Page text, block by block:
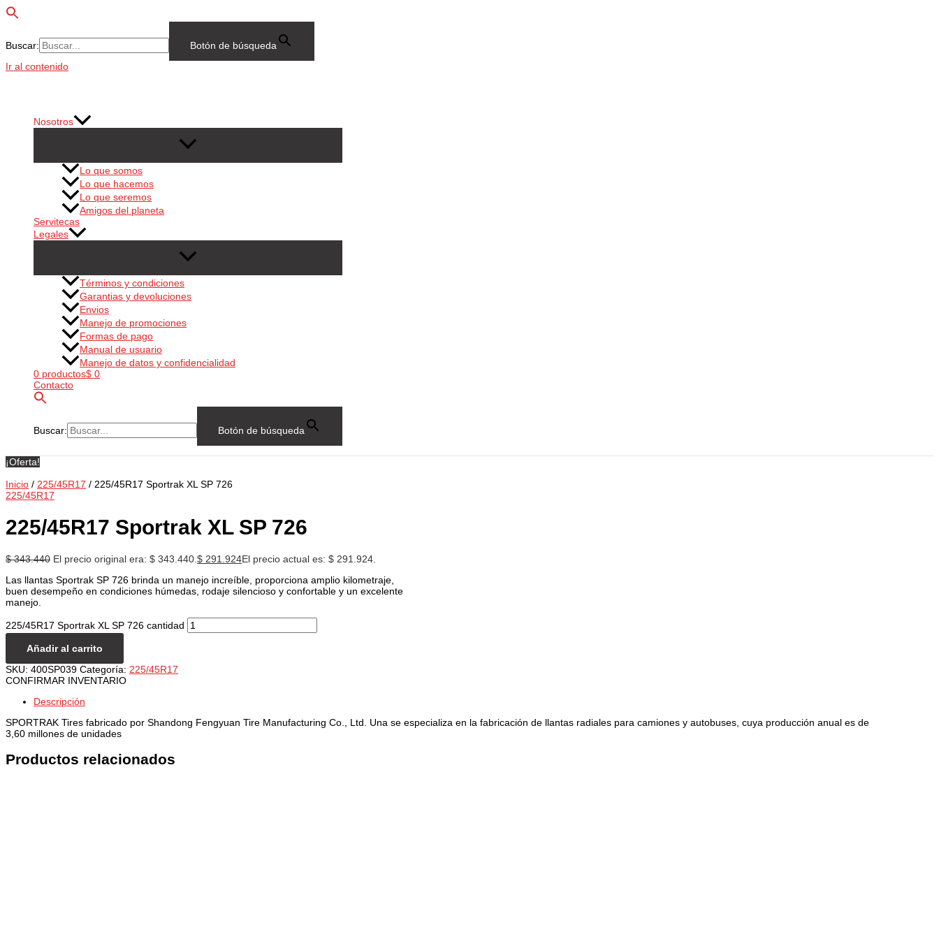
Buscar:
Botón de búsqueda
Ir al contenido
Nosotros
Lo que somos
Lo que hacemos
Lo que seremos
Amigos del planeta
Servitecas
Legales
Términos y condiciones
Garantias y devoluciones
Envios
Manejo de promociones
Formas de pago
Manual de usuario
Manejo de datos y confidencialidad
0 productos$ 0
Contacto
Buscar: Botón de búsqueda
¡Oferta!
Inicio / 225/45R17 / 225/45R17 Sportrak XL SP 726
225/45R17
225/45R17 Sportrak XL SP 726
$343.440 El precio original era: $ 343.440. $ 291.924El precio actual es: $ 291.924.
Las llantas Sportrak SP 726 brinda un manejo increíble, proporciona amplio kilometraje,
buen desempeño en condiciones húmedas, rodaje silencioso y confortable y un excelente
manejo.
225/45R17 Sportrak XL SP 726 cantidad
Añadir al carrito
SKU: 400SP039 Categoría: 225/45R17
CONFIRMAR INVENTARIO
Descripción
SPORTRAK Tires fabricado por Shandong Fengyuan Tire Manufacturing Co., Ltd. Una se especializa en la fabricación de llantas radiales para camiones y autobuses, cuya producción anual es de
3,60 millones de unidades
Productos relacionados